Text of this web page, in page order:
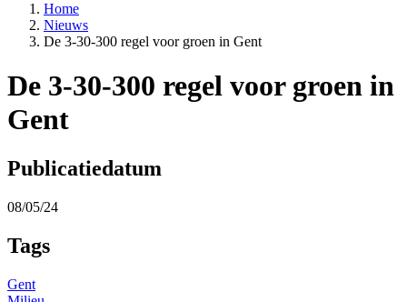
Home
Nieuws
De 3-30-300 regel voor groen in Gent
De 3-30-300 regel voor groen in
Gent
Publicatiedatum
08/05/24
Tags
Gent